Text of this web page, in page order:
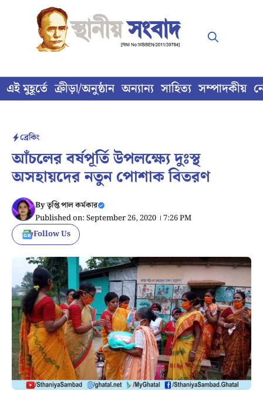
content
এই মুহূর্তে ক্রীড়া/অনুষ্ঠান অন্যান্য সাহিত্য সম্পাদকীয়
ব্রেকিং
আঁচলের বর্ষপূর্তি উপলক্ষ্যে দুঃস্থ
অসহায়দের নতুন পোশাক বিতরণ
Byতৃপ্তি পাল কর্মকার
Published on: September 26, 2020 । 7:26 PM
Follow Us